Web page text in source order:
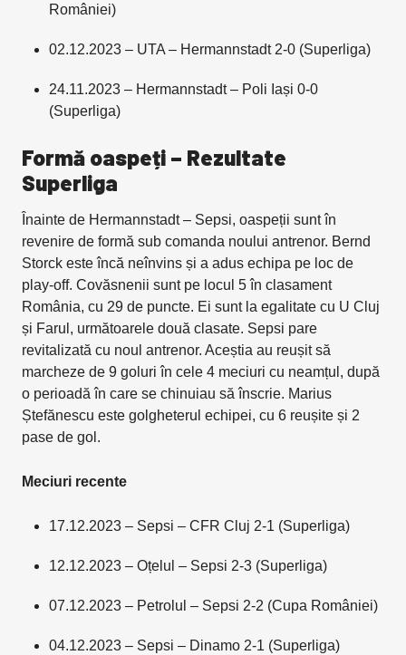
României)
02.12.2023 – UTA – Hermannstadt 2-0 (Superliga)
24.11.2023 – Hermannstadt – Poli Iași 0-0
(Superliga)
Formă oaspeți – Rezultate
Superliga
Înainte de Hermannstadt – Sepsi, oaspeții sunt în
revenire de formă sub comanda noului antrenor. Bernd
Storck este încă neînvins și a adus echipa pe loc de
play-off. Covăsnenii sunt pe locul 5 în clasament
România, cu 29 de puncte. Ei sunt la egalitate cu U Cluj
și Farul, următoarele două clasate. Sepsi pare
revitalizată cu noul antrenor. Aceștia au reușit să
marcheze de 9 goluri în cele 4 meciuri cu neamțul, după
o perioadă în care se chinuiau să înscrie. Marius
Ștefănescu este golgheterul echipei, cu 6 reușite și 2
pase de gol.
Meciuri recente
17.12.2023 – Sepsi – CFR Cluj 2-1 (Superliga)
12.12.2023 – Oțelul – Sepsi 2-3 (Superliga)
07.12.2023 – Petrolul – Sepsi 2-2 (Cupa României)
04.12.2023 – Sepsi – Dinamo 2-1 (Superliga)